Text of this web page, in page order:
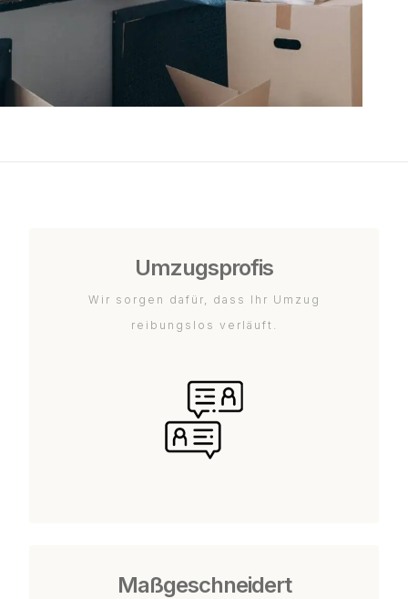
Umzugsprofis
Wir sorgen dafür, dass Ihr Umzug
reibungslos verläuft.
Maßgeschneidert